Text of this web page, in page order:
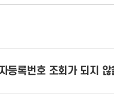
등록번호 조회가 되지